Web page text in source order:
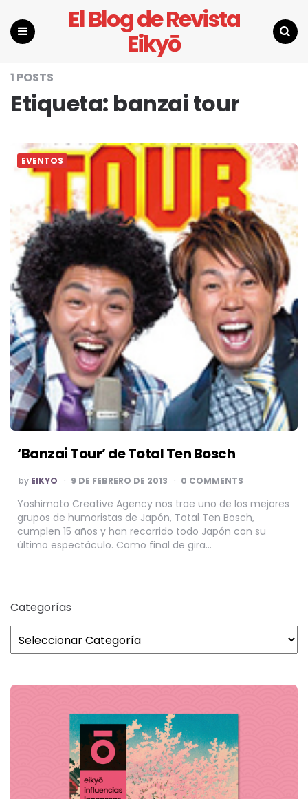
El Blog de Revista
Eikyō
1 POSTS
Etiqueta: banzai tour
EVENTOS
‘Banzai Tour’ de Total Ten Bosch
POSTED
BY
by EIKYO 9 DE FEBRERO DE 2013 0 COMMENTS
Yoshimoto Creative Agency nos trae uno de los mejores
grupos de humoristas de Japón, Total Ten Bosch,
cumplen 15 años y han recorrido todo Japón con su
último espectáculo. Como final de gira…
Categorías